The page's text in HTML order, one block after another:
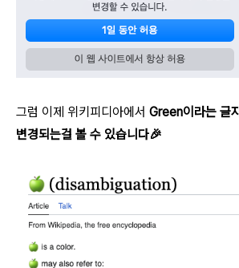
그럼 이제 위키피디아에서 Green이라는 글
변경되는걸 볼 수 있습니다🎉